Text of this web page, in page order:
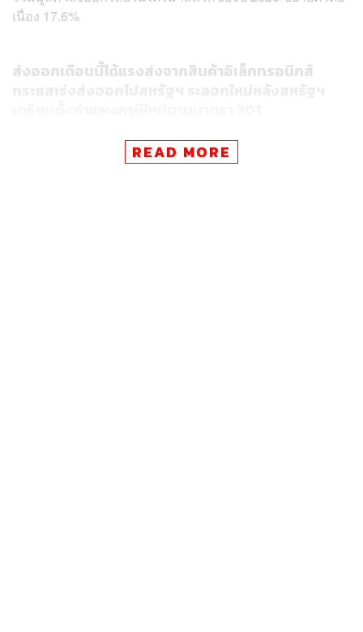
เนื่อง 17.6%
ส่งออกเดือนนี้ได้แรงส่งจากสินค้าอิเล็กทรอนิกส์
การส่งออกสินค้าอิเล็กทรอนิกส์ขยายตัวสูง 43.8% เช่น
READ MORE